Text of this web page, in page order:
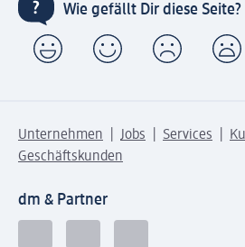
Wie gefällt Dir diese Seite?
Unternehmen Jobs Services
Geschäftskunden
dm & Partner